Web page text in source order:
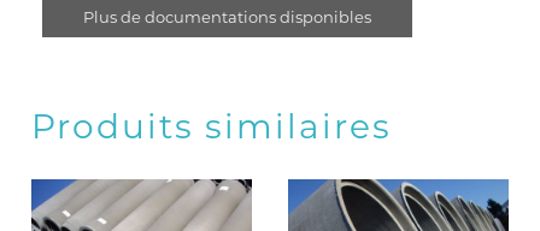
Plus de documentations disponibles
Produits similaires